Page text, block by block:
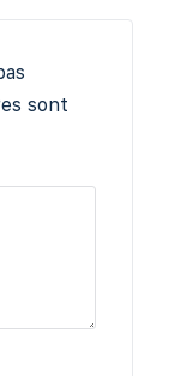
sont